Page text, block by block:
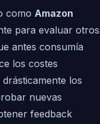
como Amazon
para evaluar otros
antes consumía
los costes
los
nuevas
feedback